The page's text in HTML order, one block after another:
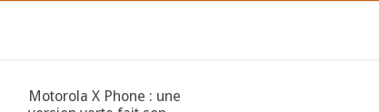
Motorola X Phone : une